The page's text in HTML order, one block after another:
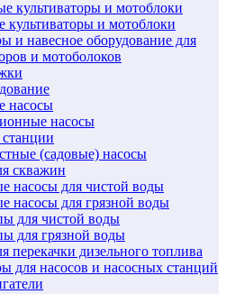
культиваторы и мотоблоки
культиваторы и мотоблоки
и навесное оборудование для
и мотоболоков
насосы
насосы
(садовые) насосы
скважин
насосы для чистой воды
насосы для грязной воды
для чистой воды
для грязной воды
перекачки дизельного топлива
для насосов и насосных станций